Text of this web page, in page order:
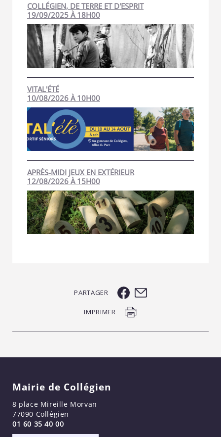
COLLÉGIEN, DE TERRE ET D'ESPRIT
19/09/2025 À 18H00
VITAL'ÉTÉ
10/08/2026 À 10H00
APRÈS-MIDI JEUX EN EXTÉRIEUR
12/08/2026 À 15H00
PARTAGER
IMPRIMER
Mairie de Collégien
8 place Mireille Morvan
77090 Collégien
01 60 35 40 00